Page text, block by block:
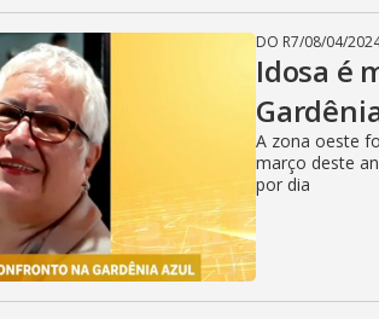
DO R7/08/04/
Idosa é
A zona oeste
março deste
por dia